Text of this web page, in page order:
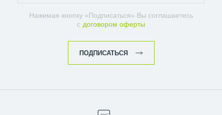
Нажимая кнопку «Подписаться» Вы соглашаетесь
с договором оферты
ПОДПИСАТЬСЯ